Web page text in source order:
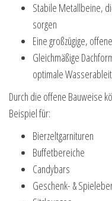
Stabile Metallbeine,
sorgen
Eine großzügige,
Gleichmäßige
optimale
Durch die offene Bauweise
Beispiel für:
Bierzeltgarnituren
Buffetbereiche
Candybars
Geschenk- &